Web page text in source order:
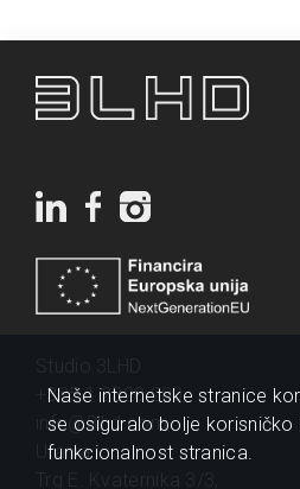
+385 1 2320 200
info@3lhd.com
Urania
Naše internetske stranice
se osiguralo bolje korisničko
funkcionalnost stranica.